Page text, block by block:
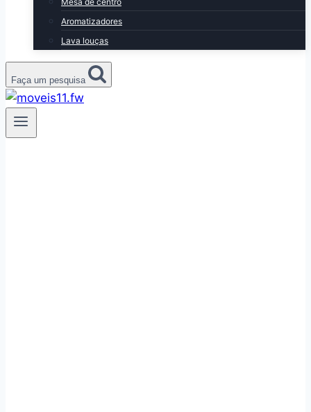
Aromatizadores
Lava louças
Faça um pesquisa